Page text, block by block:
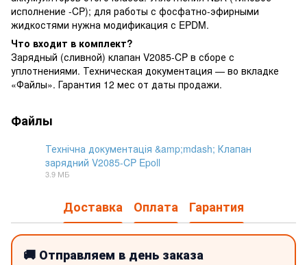
исполнение -CP); для работы с фосфатно-эфирными
жидкостями нужна модификация с EPDM.
Что входит в комплект?
Зарядный (сливной) клапан V2085-CP в сборе с
уплотнениями. Техническая документация — во вкладке
«Файлы». Гарантия 12 мес от даты продажи.
Файлы
Технічна документація &amp;mdash; Клапан
зарядний V2085-CP Epoll
3.9 МБ
Доставка Оплата Гарантия
🚚 Отправляем в день заказа